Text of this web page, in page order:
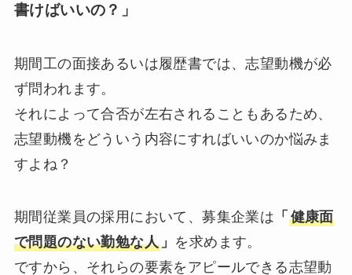
書けばいいの？」
期間工の面接あるいは履歴書では、志望動機が必
ず問われます。
それによって合否が左右されることもあるため、
志望動機をどういう内容にすればいいのか悩みま
すよね？
期間従業員の採用において、募集企業は 「 健康面
で問題のない勤勉な人」 を求めます。
ですから、それらの要素をアピールできる志望動